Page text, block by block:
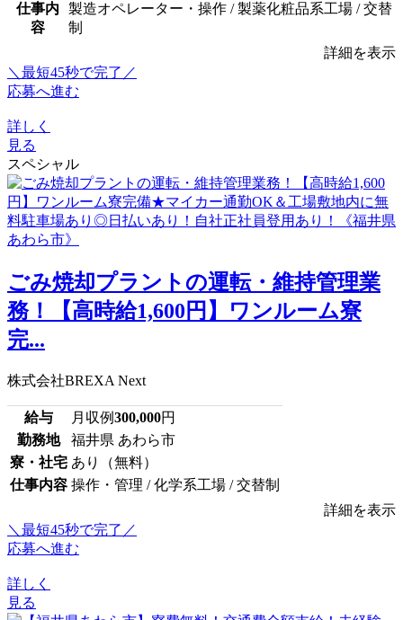
仕事内
容
製造オペレーター・操作 / 製薬化粧品系工場 / 交替
制
詳細を表示
＼最短45秒で完了／
応募へ進む
詳しく
見る
スペシャル
ごみ焼却プラントの運転・維持管理業
務！【高時給1,600円】ワンルーム寮
完...
株式会社BREXA Next
給与 月収例300,000円
勤務地
福井県 あわら市
寮・社宅 あり（無料）
仕事内容 操作・管理 / 化学系工場 / 交替制
詳細を表示
＼最短45秒で完了／
応募へ進む
詳しく
見る